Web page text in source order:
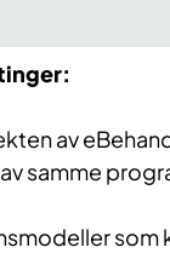
av
samme
som